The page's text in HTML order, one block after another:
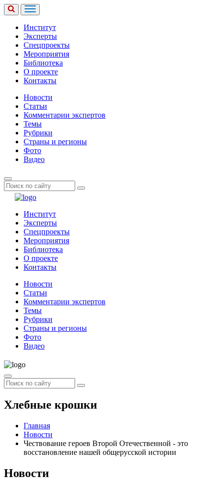
Институт
Эксперты
Спецпроекты
Мероприятия
Библиотека
О проекте
Контакты
Новости
Статьи
Комментарии экспертов
Темы
Рубрики
Страны и регионы
Фото
Видео
Институт
Эксперты
Спецпроекты
Мероприятия
Библиотека
О проекте
Контакты
Новости
Статьи
Комментарии экспертов
Темы
Рубрики
Страны и регионы
Фото
Видео
Хлебные крошки
Главная
Новости
Чествование героев Второй Отечественной - это
восстановление нашей общерусской истории
Новости